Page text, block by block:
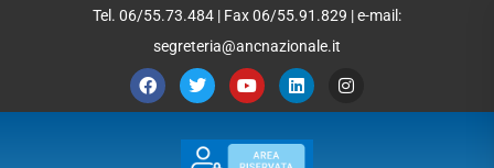
Tel. 06/55.73.484 | Fax 06/55.91.829 | e-mail:
segreteria@ancnazionale.it